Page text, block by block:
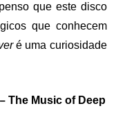
que este disco
que conhecem
é uma curiosidade
The Music of Deep